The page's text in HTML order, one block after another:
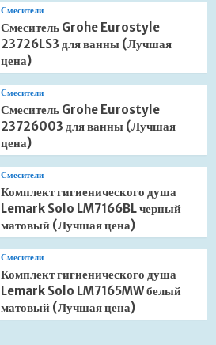
Смесители
Смеситель Grohe Eurostyle
23726LS3 для ванны (Лучшая
цена)
Смесители
Смеситель Grohe Eurostyle
23726003 для ванны (Лучшая
цена)
Смесители
Комплект гигиенического душа
Lemark Solo LM7166BL черный
матовый (Лучшая цена)
Смесители
Комплект гигиенического душа
Lemark Solo LM7165MW белый
матовый (Лучшая цена)